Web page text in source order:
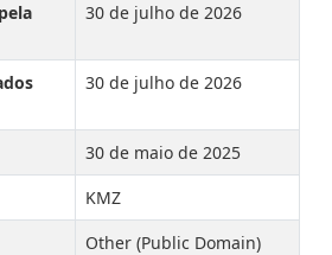
30 de julho de 2026
30 de julho de 2026
30 de maio de 2025
KMZ
Other (Public Domain)